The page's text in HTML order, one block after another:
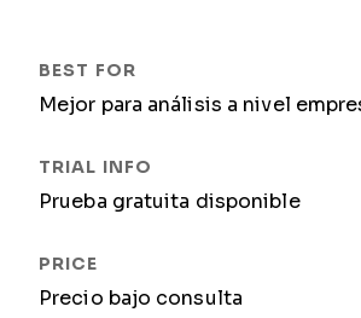
Mejor para análisis a nivel
Prueba gratuita disponible
Precio bajo consulta